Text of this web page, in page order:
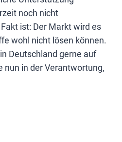
noch nicht
ist: Der Markt wird es
wohl nicht lösen können.
Deutschland gerne auf
nun in der Verantwortung,